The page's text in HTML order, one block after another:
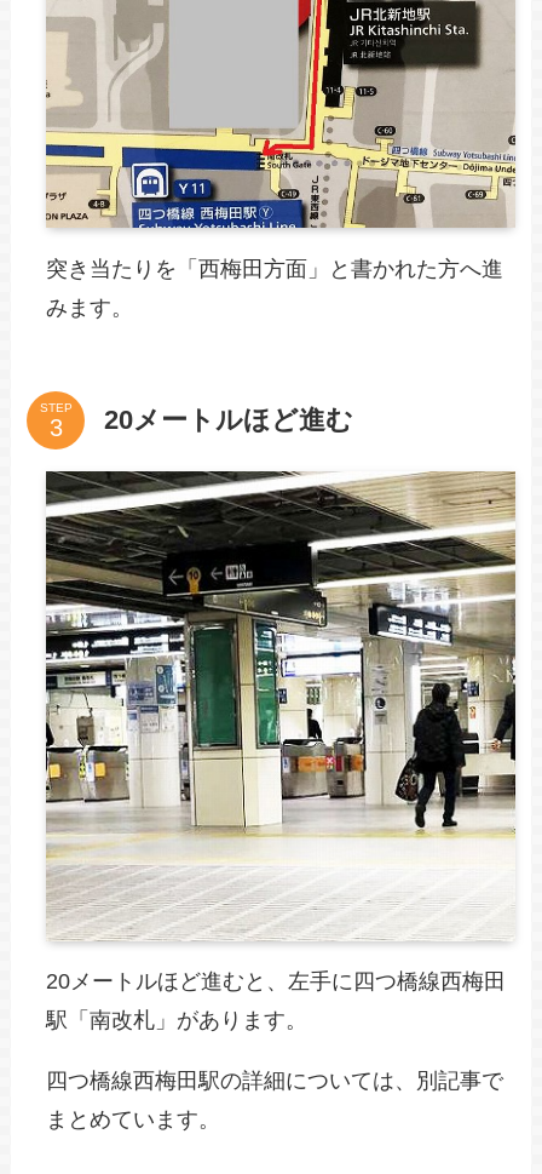
突き当たりを「西梅田方面」と書かれた方へ進
みます。
STEP 20メートルほど進む
20メートルほど進むと、左手に四つ橋線西梅田
駅「南改札」があります。
四つ橋線西梅田駅の詳細については、別記事で
まとめています。